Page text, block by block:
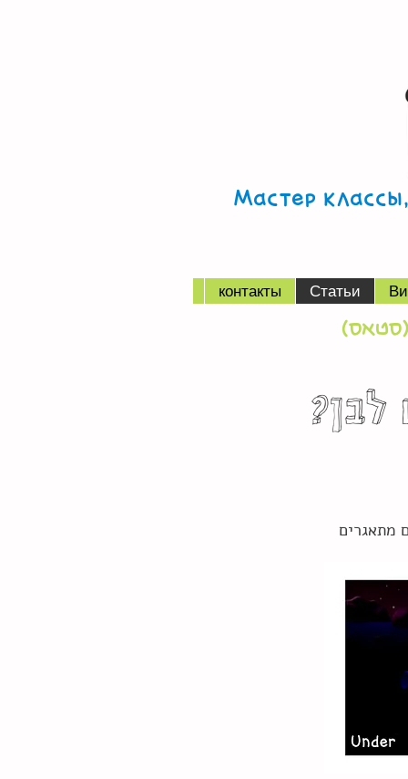
Мастер
контакты Статьи
לבן?
מתאגרים